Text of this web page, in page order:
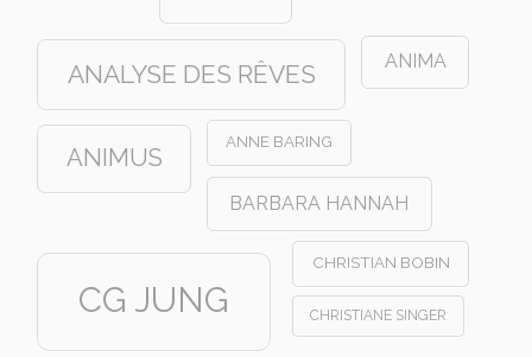
ANALYSE DES RÊVES ANIMA
ANIMUS
ANNE BARING
BARBARA HANNAH
CG JUNG
CHRISTIAN BOBIN
CHRISTIANE SINGER